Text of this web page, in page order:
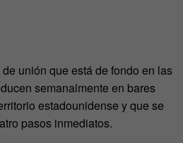
unión que está de fondo en las
semanalmente en bares
estadounidense y que se
pasos inmediatos.